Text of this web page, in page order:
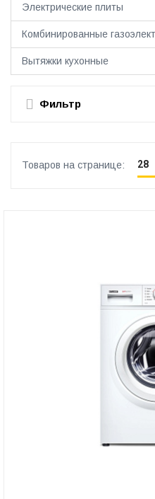
Электрические плиты
Комбинированные
Вытяжки кухонные
Фильтр
Товаров на странице: 28